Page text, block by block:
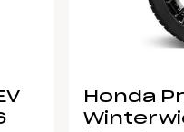
Honda